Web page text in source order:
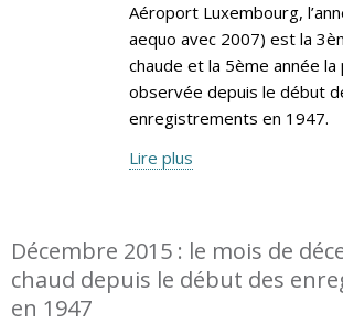
Aéroport Luxembourg,
aequo avec 2007) est la
chaude et la 5ème année la
observée depuis le début
enregistrements en 1947.
Lire plus
Décembre 2015 : le mois de
chaud depuis le début des
en 1947